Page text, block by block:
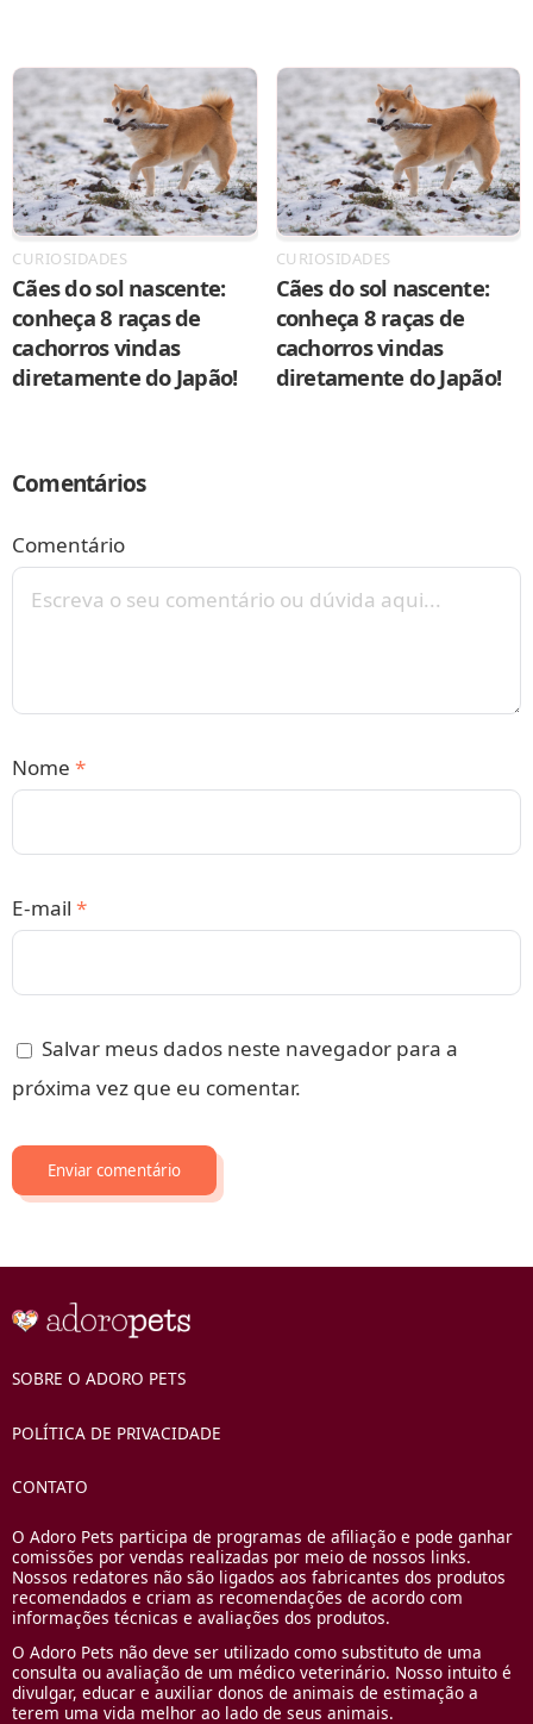
CURIOSIDADES
Cães do sol nascente:
conheça 8 raças de
cachorros vindas
diretamente do Japão!
CURIOSIDADES
Cães do sol nascente:
conheça 8 raças de
cachorros vindas
diretamente do Japão!
Comentários
Comentário
Nome *
E-mail *
Salvar meus dados neste navegador para a
próxima vez que eu comentar.
SOBRE O ADORO PETS
POLÍTICA DE PRIVACIDADE
CONTATO
O Adoro Pets participa de programas de afiliação e pode ganhar
comissões por vendas realizadas por meio de nossos links.
Nossos redatores não são ligados aos fabricantes dos produtos
recomendados e criam as recomendações de acordo com
informações técnicas e avaliações dos produtos.
O Adoro Pets não deve ser utilizado como substituto de uma
consulta ou avaliação de um médico veterinário. Nosso intuito é
divulgar, educar e auxiliar donos de animais de estimação a
terem uma vida melhor ao lado de seus animais.